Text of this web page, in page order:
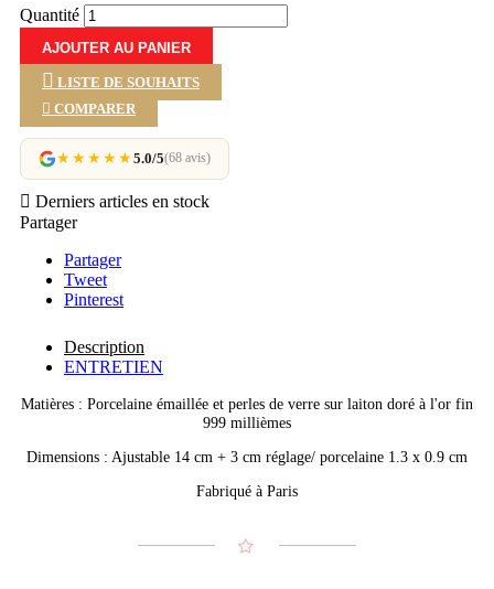
Quantité
AJOUTER AU PANIER
LISTE DE SOUHAITS
 COMPARER
★★★★★5.0/5(68 avis)
 Derniers articles en stock
Partager
Partager
Tweet
Pinterest
Description
ENTRETIEN
Matières : Porcelaine émaillée et perles de verre sur laiton doré à l'or fin
999 millièmes
Dimensions : Ajustable 14 cm + 3 cm réglage/ porcelaine 1.3 x 0.9 cm
Fabriqué à Paris